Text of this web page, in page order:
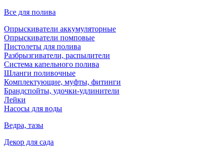
Все для полива
Опрыскиватели аккумуляторные
Опрыскиватели помповые
Пистолеты для полива
Разбрызгиватели, распылители
Система капельного полива
Шланги поливочные
Комплектующие, муфты, фитинги
Брандспойты, удочки-удлинители
Лейки
Насосы для воды
Ведра, тазы
Декор для сада